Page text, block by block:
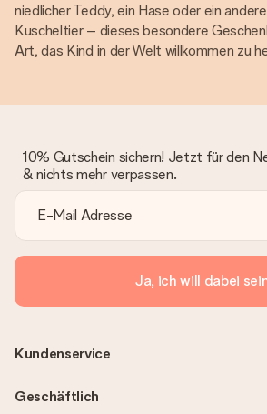
niedlicher Teddy, ein Hase oder ein
Kuscheltier – dieses besondere
Art, das Kind in der Welt willkommen zu
10% Gutschein sichern! Jetzt für den
& nichts mehr verpassen.
Ja, ich will dabei
Kundenservice
Geschäftlich